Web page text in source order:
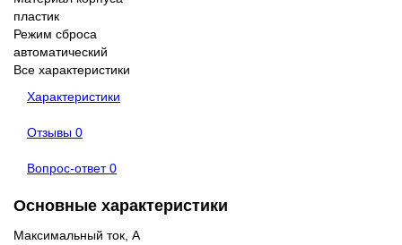
пластик
Режим сброса
автоматический
Все характеристики
Характеристики
Отзывы 0
Вопрос-ответ0
Основные характеристики
Максимальный ток, А